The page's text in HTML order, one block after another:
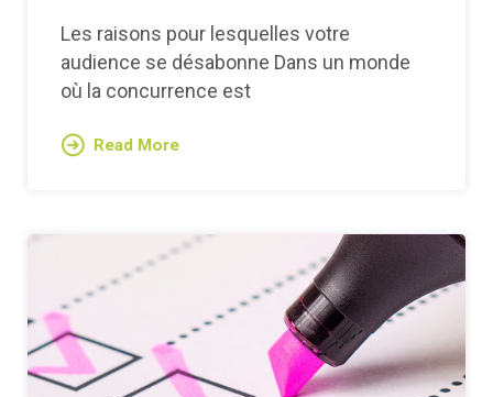
Les raisons pour lesquelles votre
audience se désabonne Dans un monde
où la concurrence est
Read More